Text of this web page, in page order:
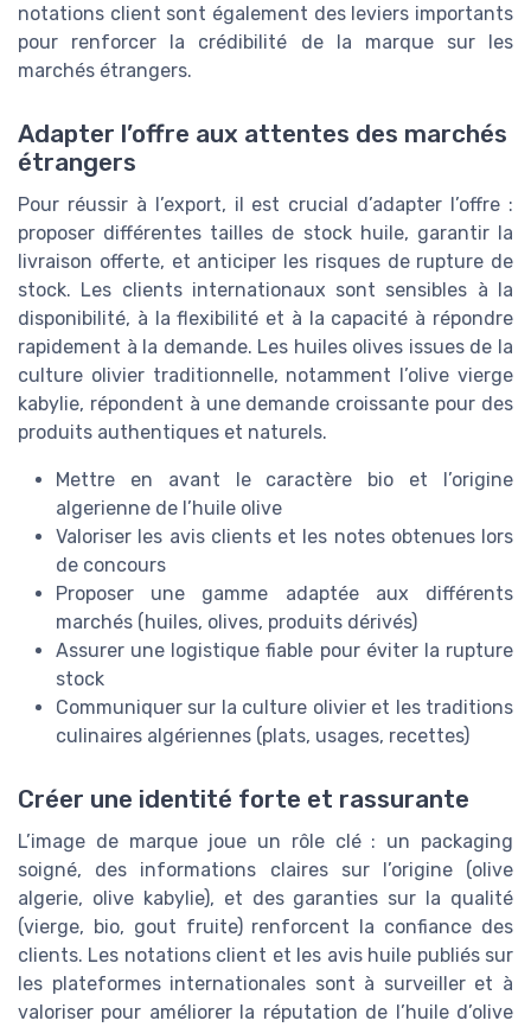
notations client sont également des leviers importants
pour renforcer la crédibilité de la marque sur les
marchés étrangers.
Adapter l’offre aux attentes des marchés
étrangers
Pour réussir à l’export, il est crucial d’adapter l’offre :
proposer différentes tailles de stock huile, garantir la
livraison offerte, et anticiper les risques de rupture de
stock. Les clients internationaux sont sensibles à la
disponibilité, à la flexibilité et à la capacité à répondre
rapidement à la demande. Les huiles olives issues de la
culture olivier traditionnelle, notamment l’olive vierge
kabylie, répondent à une demande croissante pour des
produits authentiques et naturels.
Mettre en avant le caractère bio et l’origine
algerienne de l’huile olive
Valoriser les avis clients et les notes obtenues lors
de concours
Proposer une gamme adaptée aux différents
marchés (huiles, olives, produits dérivés)
Assurer une logistique fiable pour éviter la rupture
stock
Communiquer sur la culture olivier et les traditions
culinaires algériennes (plats, usages, recettes)
Créer une identité forte et rassurante
L’image de marque joue un rôle clé : un packaging
soigné, des informations claires sur l’origine (olive
algerie, olive kabylie), et des garanties sur la qualité
(vierge, bio, gout fruite) renforcent la confiance des
clients. Les notations client et les avis huile publiés sur
les plateformes internationales sont à surveiller et à
valoriser pour améliorer la réputation de l’huile d’olive